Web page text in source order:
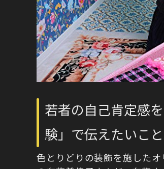
若者の自己肯定感
験」で伝えたいこ
色とりどりの装飾を施した